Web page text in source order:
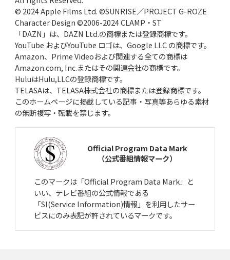
© 2024 Apple Films Ltd. ©SUNRISE／PROJECT G-ROZE
Character Design ©2006-2024 CLAMP・ST
「DAZN」は、DAZN Ltd.の商標または登録商標です。
YouTube およびYouTube ロゴは、Google LLC の商標です。
Amazon、Prime Videoおよび関連する全ての商標は
Amazon.com, Inc.またはその関連会社の商標です。
HuluはHulu,LLCの登録商標です。
TELASAは、TELASA株式会社の商標または登録商標です。
このホームページに掲載している記事・写真等あらゆる素材
の無断複写・転載を禁じます。
Official Program Data Mark
（公式番組情報マーク）
このマークは「Official Program Data Mark」と
いい、テレビ番組の公式情報である
「SI(Service Information)情報」を利用したサー
ビスにのみ表記が許されているマークです。